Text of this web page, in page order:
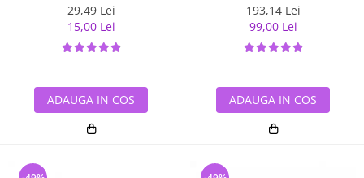
29,49 Lei
15,00 Lei
ADAUGA IN COS
193,14 Lei
99,00 Lei
ADAUGA IN COS